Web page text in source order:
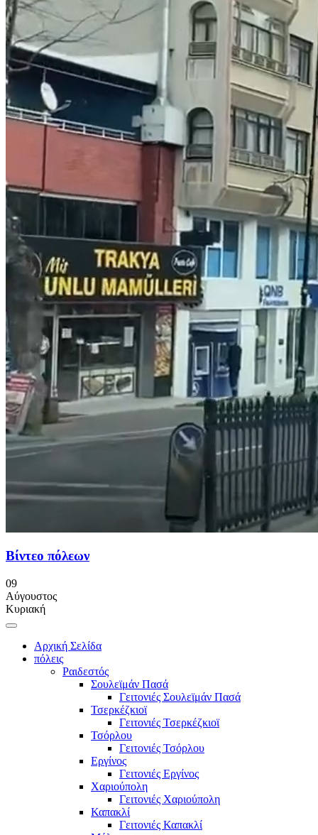
Βίντεο πόλεων
09
Αύγουστος
Κυριακή
Αρχική Σελίδα
πόλεις
Ραιδεστός
Σουλεϊμάν Πασά
Γειτονιές Σουλεϊμάν Πασά
Τσερκέζκιοϊ
Γειτονιές Τσερκέζκιοϊ
Τσόρλου
Γειτονιές Τσόρλου
Εργίνος
Γειτονιές Εργίνος
Χαριούπολη
Γειτονιές Χαριούπολη
Καπακλί
Γειτονιές Καπακλί